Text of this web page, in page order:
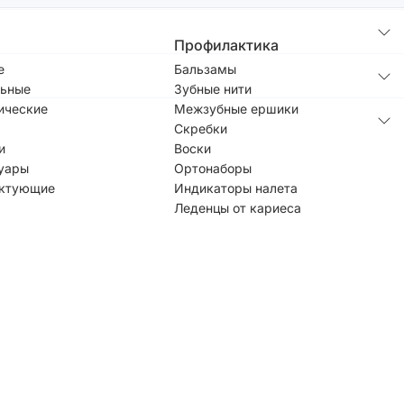
Профилактика
Бальзамы
Зубные нити
Межзубные ершики
Скребки
Воски
Ортонаборы
Индикаторы налета
Леденцы от кариеса